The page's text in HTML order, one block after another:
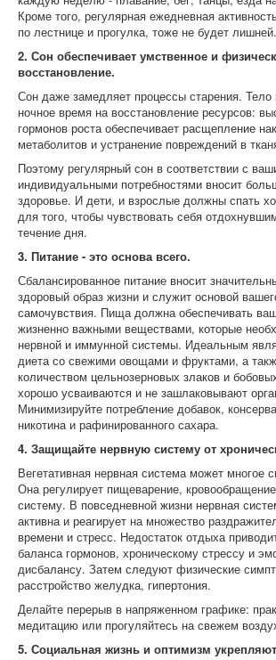
Кроме того, регулярная ежедневная
по лестнице и прогулка, тоже не будет лишней.
2. Сон обеспечивает умственное и
восстановление.
Сон даже замедляет процессы старения. Тело
ночное время на восстановление ресурсов:
гормонов роста обеспечивает расщепление
метаболитов и устранение повреждений в
Поэтому регулярный сон в соответствии с
индивидуальными потребностями вносит
здоровье. И дети, и взрослые должны спать
для того, чтобы чувствовать себя
течение дня.
3. Питание - это основа всего.
Сбалансированное питание вносит
здоровый образ жизни и служит основой
самочувствия. Пища должна обеспечивать
жизненно важными веществами, которые
нервной и иммунной системы. Идеальным
диета со свежими овощами и фруктами, а
количеством цельнозерновых злаков и
хорошо усваиваются и не зашлаковывают
Минимизируйте потребление добавок,
никотина и рафинированного сахара.
4. Защищайте нервную систему от
Вегетативная нервная система может многое
Она регулирует пищеварение,
систему. В повседневной жизни нервная
активна и реагирует на множество
времени и стресс. Недостаток отдыха
баланса гормонов, хроническому стрессу и
дисбалансу. Затем следуют физические
расстройство желудка, гипертония.
Делайте перерыв в напряженном графике:
медитацию или прогуляйтесь на свежем
5. Социальная жизнь и оптимизм